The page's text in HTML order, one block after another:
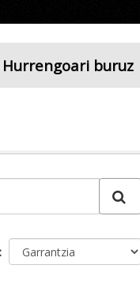
Hurrengoari buruz